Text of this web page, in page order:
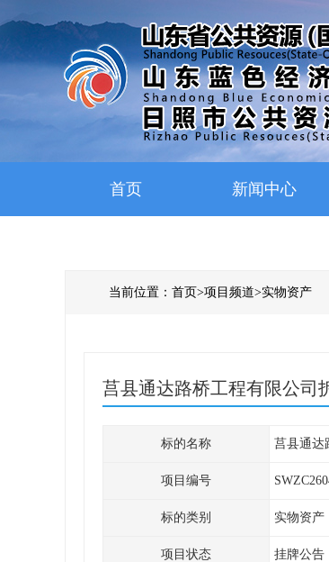
首页 新闻中心
当前位置： 首页>项目频道>实物资产
莒县通达路桥工程有限公司
标的名称 莒县通达
项目编号
标的类别 实物资产
项目状态 挂牌公告